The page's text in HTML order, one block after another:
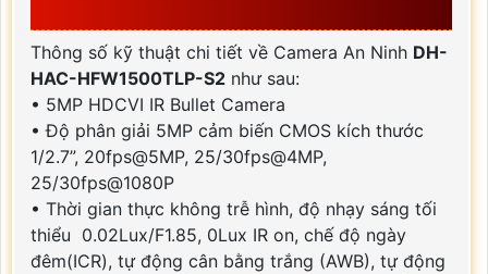
Thông số kỹ thuật chi tiết về Camera An Ninh DH-
HAC-HFW1500TLP-S2 như sau:
• 5MP HDCVI IR Bullet Camera
• Độ phân giải 5MP cảm biến CMOS kích thước
1/2.7”, 20fps@5MP, 25/30fps@4MP,
25/30fps@1080P
• Thời gian thực không trễ hình, độ nhạy sáng tối
thiểu 0.02Lux/F1.85, 0Lux IR on, chế độ ngày
đêm(ICR), tự động cân bằng trắng (AWB), tự động